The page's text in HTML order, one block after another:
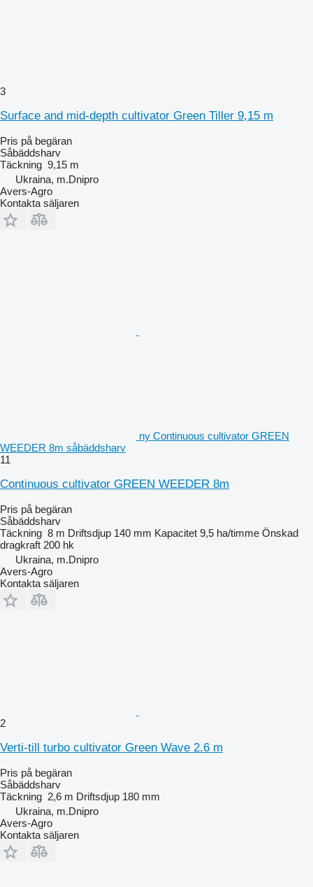
3
Surface and mid-depth cultivator Green Tiller 9,15 m
Pris på begäran
Såbäddsharv
Täckning 9,15 m
Ukraina, m.Dnipro
Avers-Agro
Kontakta säljaren
ny Continuous cultivator GREEN
WEEDER 8m såbäddsharv
11
Continuous cultivator GREEN WEEDER 8m
Pris på begäran
Såbäddsharv
Täckning 8 m Driftsdjup 140 mm Kapacitet 9,5 ha/timme Önskad
dragkraft 200 hk
Ukraina, m.Dnipro
Avers-Agro
Kontakta säljaren
2
Verti-till turbo cultivator Green Wave 2.6 m
Pris på begäran
Såbäddsharv
Täckning 2,6 m Driftsdjup 180 mm
Ukraina, m.Dnipro
Avers-Agro
Kontakta säljaren